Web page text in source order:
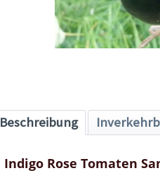
Beschreibung
Indigo Rose Tomaten